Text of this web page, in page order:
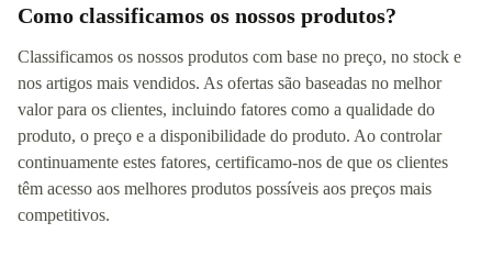
Como classificamos os nossos produtos?
Classificamos os nossos produtos com base no preço, no stock e
nos artigos mais vendidos. As ofertas são baseadas no melhor
valor para os clientes, incluindo fatores como a qualidade do
produto, o preço e a disponibilidade do produto. Ao controlar
continuamente estes fatores, certificamo-nos de que os clientes
têm acesso aos melhores produtos possíveis aos preços mais
competitivos.